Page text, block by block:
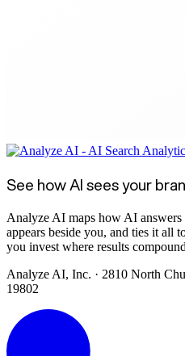
See how AI sees your
Analyze AI maps how AI
appears beside you, and ties it all
you invest where results
Analyze AI, Inc. · 2810 North
19802